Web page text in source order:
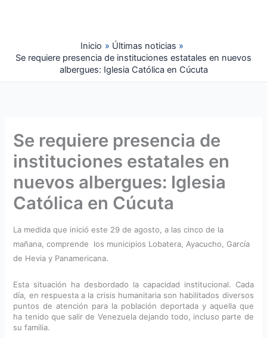
Inicio
Últimas noticias
Se requiere presencia de instituciones estatales en nuevos
albergues: Iglesia Católica en Cúcuta
Se requiere presencia de
instituciones estatales en
nuevos albergues: Iglesia
Católica en Cúcuta
La medida que inició este 29 de agosto, a las cinco de la
mañana, comprende los municipios Lobatera, Ayacucho, García
de Hevia y Panamericana.
Esta situación ha desbordado la capacidad institucional. Cada
día, en respuesta a la crisis humanitaria son habilitados diversos
puntos de atención para la población deportada y aquella que
ha tenido que salir de Venezuela dejando todo, incluso parte de
su familia.